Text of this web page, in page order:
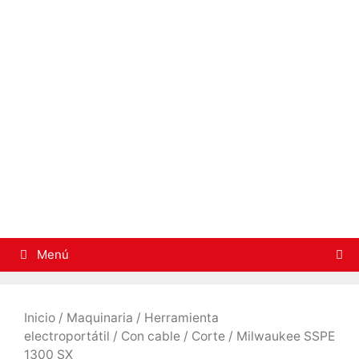
Menú
Inicio / Maquinaria / Herramienta
electroportátil / Con cable / Corte / Milwaukee SSPE
1300 SX